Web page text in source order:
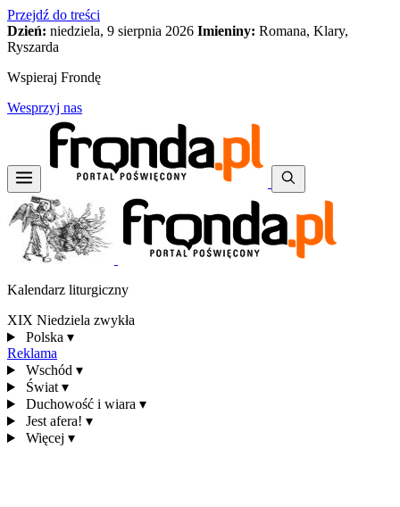
Przejdź do treści
Dzień: niedziela, 9 sierpnia 2026 Imieniny: Romana, Klary,
Ryszarda
Wspieraj Frondę
Wesprzyj nas
Kalendarz liturgiczny
XIX Niedziela zwykła
Polska ▾
Reklama
Wschód ▾
Świat ▾
Duchowość i wiara ▾
Jest afera! ▾
Więcej ▾